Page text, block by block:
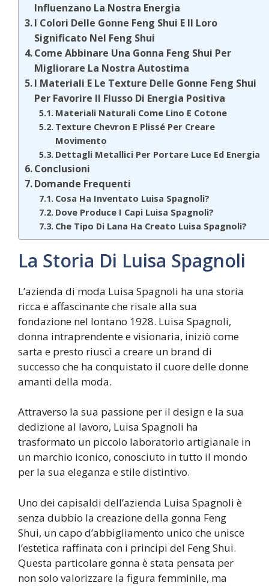
Influenzano La Nostra Energia
I Colori Delle Gonne Feng Shui E Il Loro
Significato Nel Feng Shui
Come Abbinare Una Gonna Feng Shui Per
Migliorare La Nostra Autostima
I Materiali E Le Texture Delle Gonne Feng Shui
Per Favorire Il Flusso Di Energia Positiva
Materiali Naturali Come Lino E Cotone
Texture Chevron E Plissé Per Creare
Movimento
Dettagli Metallici Per Portare Luce Ed Energia
Conclusioni
Domande Frequenti
Cosa Ha Inventato Luisa Spagnoli?
Dove Produce I Capi Luisa Spagnoli?
Che Tipo Di Lana Ha Creato Luisa Spagnoli?
La Storia Di Luisa Spagnoli
L’azienda di moda Luisa Spagnoli ha una storia
ricca e affascinante che risale alla sua
fondazione nel lontano 1928. Luisa Spagnoli,
donna intraprendente e visionaria, iniziò come
sarta e presto riuscì a creare un brand di
successo che ha conquistato il cuore delle donne
amanti della moda.
Attraverso la sua passione per il design e la sua
dedizione al lavoro, Luisa Spagnoli ha
trasformato un piccolo laboratorio artigianale in
un marchio iconico, conosciuto in tutto il mondo
per la sua eleganza e stile distintivo.
Uno dei capisaldi dell’azienda Luisa Spagnoli è
senza dubbio la creazione della gonna Feng
Shui, un capo d’abbigliamento unico che unisce
l’estetica raffinata con i principi del Feng Shui.
Questa particolare gonna è stata pensata per
non solo valorizzare la figura femminile, ma